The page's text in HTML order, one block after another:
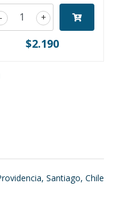
+
-
$2.190
Santiago, Chile